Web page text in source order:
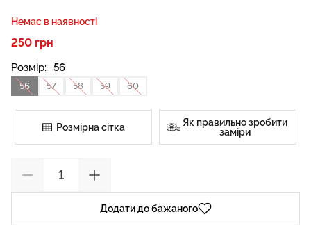
Немає в наявності
250 грн
Розмір: 56
56 57 58 59 60
Розмірна сітка
Як правильно зробити
заміри
Додати до бажаного